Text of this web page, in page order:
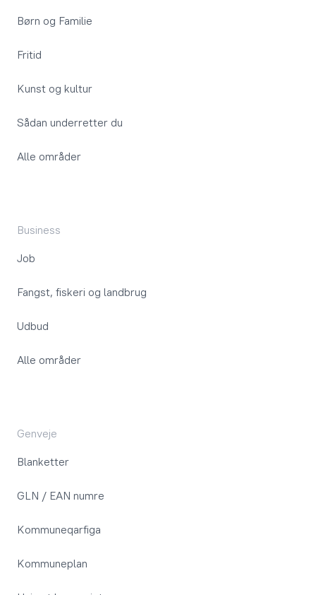
Børn og Familie
Fritid
Kunst og kultur
Sådan underretter du
Alle områder
Business
Job
Fangst, fiskeri og landbrug
Udbud
Alle områder
Genveje
Blanketter
GLN / EAN numre
Kommuneqarfiga
Kommuneplan